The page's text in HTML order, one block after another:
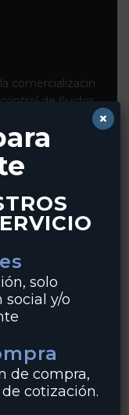
comercializacin
de fluidos
de acero al
desde
solo
social y/o
de compra,
cotización.
×